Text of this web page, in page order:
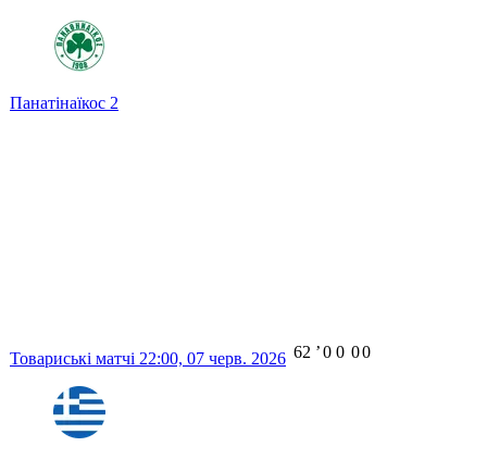
Панатінаїкос 2
Товариські матчі 22:00, 07 черв. 2026 62 ʼ0 0 00